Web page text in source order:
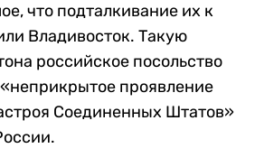
что подталкивание их к
Владивосток. Такую
российское посольство
проявление
Соединенных Штатов»